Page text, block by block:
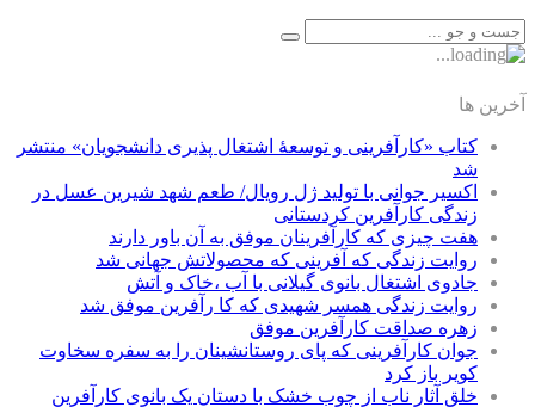
آخرین ها
کتاب «کارآفرینی و توسعۀ اشتغال پذیری دانشجویان» منتشر
شد
اکسیر جوانی با تولید ژل رویال/ طعم شهد شیرین عسل‌ در
زندگی کارآفرین کردستانی
هفت چیزی که کارآفرینان موفق به آن باور دارند
روایت زندگی که آفرینی که محصولاتش جهانی شد
جادوی اشتغال بانوی گیلانی با آب ،خاک و آتش
روایت زندگی همسر شهیدی که کا رآفرین موفق شد
زهره صداقت کارآفرین موفق
جوان کارآفرینی که پای روستانشینان را به سفره سخاوت
کویر باز کرد
خلق آثار ناب از چوب خشک با دستان یک بانوی کارآفرین